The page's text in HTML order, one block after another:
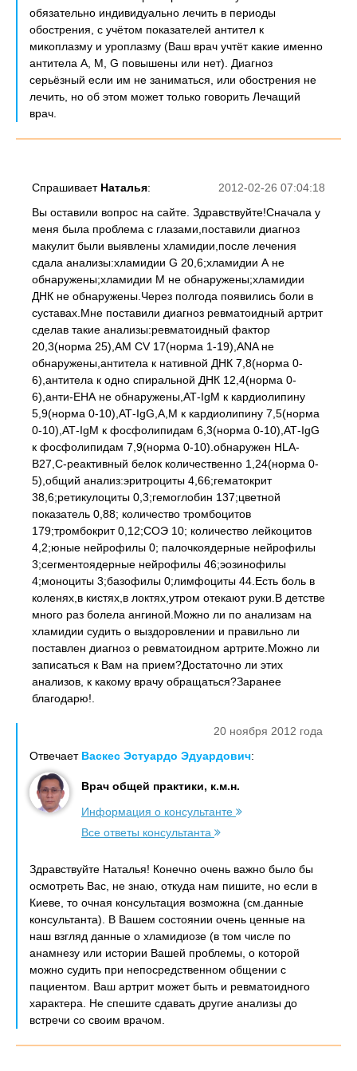
обязательно индивидуально лечить в периоды
обострения, с учётом показателей антител к
микоплазму и уроплазму (Ваш врач учтёт какие именно
антитела А, М, G повышены или нет). Диагноз
серьёзный если им не заниматься, или обострения не
лечить, но об этом может только говорить Лечащий
врач.
2012-02-26 07:04:18
Спрашивает Наталья:
Вы оставили вопрос на сайте. Здравствуйте!Сначала у
меня была проблема с глазами,поставили диагноз
макулит были выявлены хламидии,после лечения
сдала анализы:хламидии G 20,6;хламидии А не
обнаружены;хламидии М не обнаружены;хламидии
ДНК не обнаружены.Через полгода появились боли в
суставах.Мне поставили диагноз ревматоидный артрит
сделав такие анализы:ревматоидный фактор
20,3(норма 25),AM CV 17(норма 1-19),ANA не
обнаружены,антитела к нативной ДНК 7,8(норма 0-
6),антитела к одно спиральной ДНК 12,4(норма 0-
6),анти-ЕНА не обнаружены,АТ-IgM к кардиолипину
5,9(норма 0-10),АТ-IgG,A,M к кардиолипину 7,5(норма
0-10),АТ-IgM к фосфолипидам 6,3(норма 0-10),АТ-IgG
к фосфолипидам 7,9(норма 0-10).обнаружен НLA-
B27,С-реактивный белок количественно 1,24(норма 0-
5),общий анализ:эритроциты 4,66;гематокрит
38,6;ретикулоциты 0,3;гемоглобин 137;цветной
показатель 0,88; количество тромбоцитов
179;тромбокрит 0,12;СОЭ 10; количество лейкоцитов
4,2;юные нейрофилы 0; палочкоядерные нейрофилы
3;сегментоядерные нейрофилы 46;эозинофилы
4;моноциты 3;базофилы 0;лимфоциты 44.Есть боль в
коленях,в кистях,в локтях,утром отекают руки.В детстве
много раз болела ангиной.Можно ли по анализам на
хламидии судить о выздоровлении и правильно ли
поставлен диагноз о ревматоидном артрите.Можно ли
записаться к Вам на прием?Достаточно ли этих
анализов, к какому врачу обращаться?Заранее
благодарю!.
20 ноября 2012 года
Отвечает Васкес Эстуардо Эдуардович:
Врач общей практики, к.м.н.
Информация о консультанте
Все ответы консультанта
Здравствуйте Наталья! Конечно очень важно было бы
осмотреть Вас, не знаю, откуда нам пишите, но если в
Киеве, то очная консультация возможна (см.данные
консультанта). В Вашем состоянии очень ценные на
наш взгляд данные о хламидиозе (в том числе по
анамнезу или истории Вашей проблемы, о которой
можно судить при непосредственном общении с
пациентом. Ваш артрит может быть и ревматоидного
характера. Не спешите сдавать другие анализы до
встречи со своим врачом.